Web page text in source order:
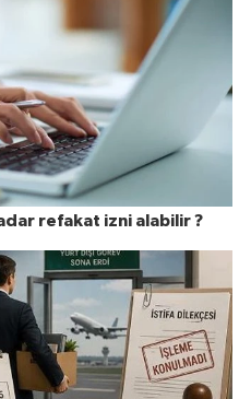
refakat izni alabilir ?